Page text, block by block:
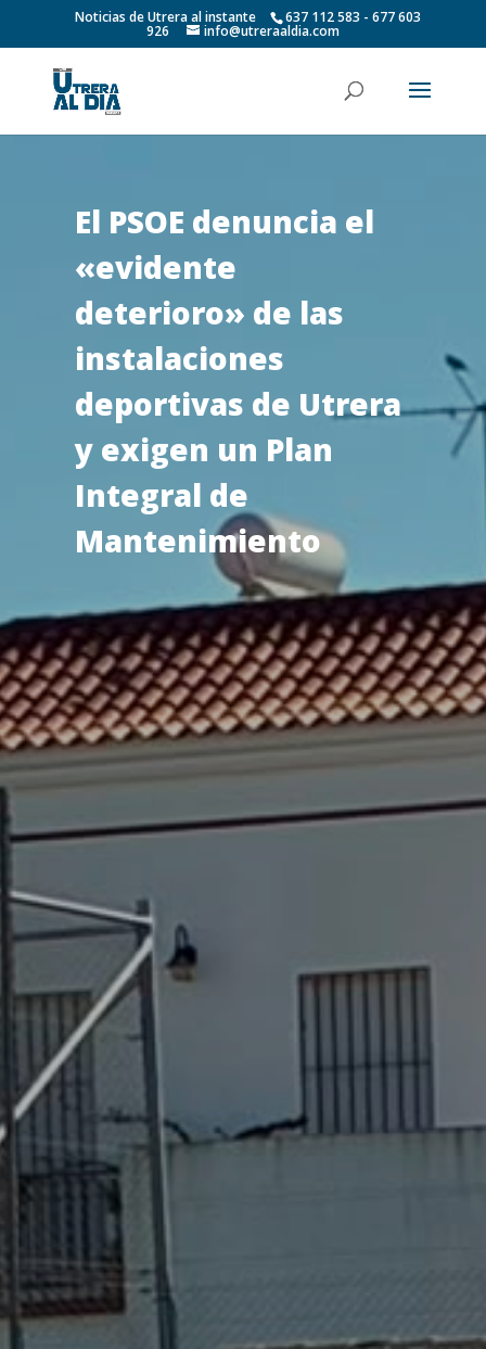
Noticias de Utrera al instante 637 112 583 - 677 603
926 info@utreraaldia.com
El PSOE denuncia el
«evidente
deterioro» de las
instalaciones
deportivas de Utrera
y exigen un Plan
Integral de
Mantenimiento